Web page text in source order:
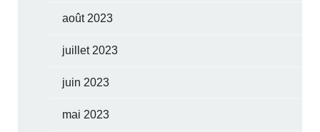
août 2023
juillet 2023
juin 2023
mai 2023